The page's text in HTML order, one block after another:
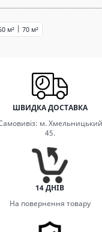
м² 70 м²
ШВИДКА ДОСТАВКА
Самовивіз: м.
45.
14 ДНІВ
На повернення товару